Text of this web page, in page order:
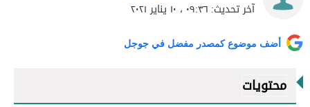
آخر تحديث: ٠٩:٣٦ ، ١٠ يناير ٢٠٢١
أضف موضوع كمصدر مفضل في جوجل
محتويات